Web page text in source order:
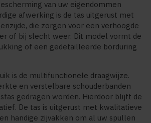
van uw eigendommen
afwerking is de tas uitgerust met
die zorgen voor een verhoogde
of bij slecht weer. Dit model vormt de
of een gedetailleerde borduring
is de multifunctionele draagwijze.
en verstelbare schouderbanden
gedragen worden. Hierdoor blijft de
De tas is uitgerust met kwalitatieve
handige zijvakken om al uw spullen